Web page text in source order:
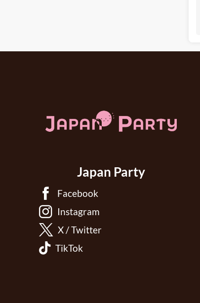
Japan Party
Facebook
Instagram
X / Twitter
TikTok